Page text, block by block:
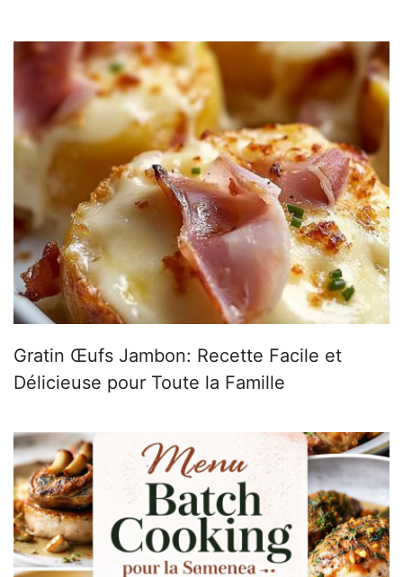
Gratin Œufs Jambon: Recette Facile et
Délicieuse pour Toute la Famille